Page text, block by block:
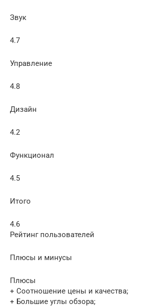
Звук
4.7
Управление
4.8
Дизайн
4.2
Функционал
4.5
Итого
4.6
Рейтинг пользователей
Плюсы и минусы
Плюсы
+ Соотношение цены и качества;
+ Большие углы обзора;